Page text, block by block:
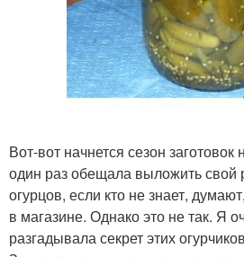
Вот-вот начнется сезон
один раз обещала выложить свой
огурцов, если кто не знает,
в магазине. Однако это не так. Я
разгадывала секрет этих